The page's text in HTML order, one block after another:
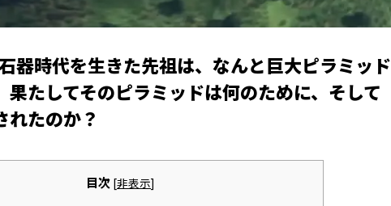
器時代を生きた先祖は、なんと巨大ピラミッド
果たしてそのピラミッドは何のために、そして
れたのか？
目次 [非表示]